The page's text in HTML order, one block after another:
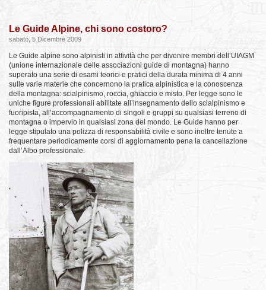
Le Guide Alpine, chi sono costoro?
sabato, 5 Dicembre 2009
Le Guide alpine sono alpinisti in attività che per divenire membri dell’UIAGM
(unione internazionale delle associazioni guide di montagna) hanno
superato una serie di esami teorici e pratici della durata minima di 4 anni
sulle varie materie che concernono la pratica alpinistica e la conoscenza
della montagna: scialpinismo, roccia, ghiaccio e misto. Per legge sono le
uniche figure professionali abilitate all’insegnamento dello scialpinismo e
fuoripista, all’accompagnamento di singoli e gruppi su qualsiasi terreno di
montagna o impervio in qualsiasi zona del mondo. Le Guide hanno per
legge stipulato una polizza di responsabilità civile e sono inoltre tenute a
frequentare periodicamente corsi di aggiornamento pena la cancellazione
dall’Albo professionale.